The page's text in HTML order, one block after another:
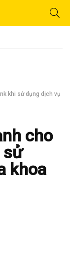
khi sử dụng dịch vụ
cho
sử
khoa